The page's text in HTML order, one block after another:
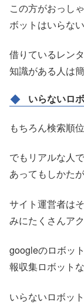
この方がおっし
ボットはいらな
借りているレン
知識がある人は
いらないロ
もちろん検索順
でもリアルな人
あってもしかたが
サイト運営者は
みにたくさんア
googleのロボッ
報収集ロボット
いらないロボッ